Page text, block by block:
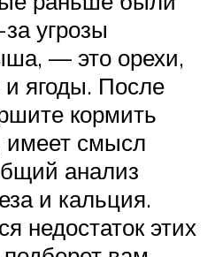
угрозы
— это орехи,
ягоды. После
кормить
смысл
анализ
и кальция.
недостаток этих